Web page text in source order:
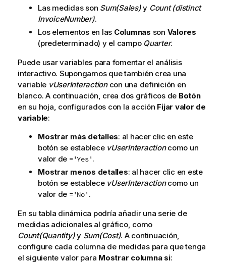
i
a
Las medidas son Sum(Sales)y Count (distinct
InvoiceNumber).
Los elementos en las Columnas son Valores
(predeterminado) y el campo Quarter.
Puede usar variables para fomentar el análisis
interactivo. Supongamos que también crea una
variable vUserInteractioncon una definición en
blanco. A continuación, crea dos gráficos de Botón
en su hoja, configurados con la acción Fijar valor de
variable:
Mostrar más detalles: al hacer clic en este
botón se establece vUserInteractioncomo un
valor de ='Yes'.
Mostrar menos detalles: al hacer clic en este
botón se establece vUserInteractioncomo un
valor de ='No' .
En su tabla dinámica podría añadir una serie de
medidas adicionales al gráfico, como
Count(Quantity)y Sum(Cost). A continuación,
configure cada columna de medidas para que tenga
el siguiente valor para Mostrar columna si: